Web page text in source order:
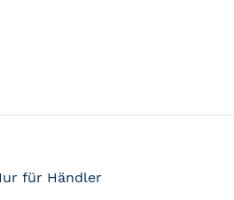
für Händler